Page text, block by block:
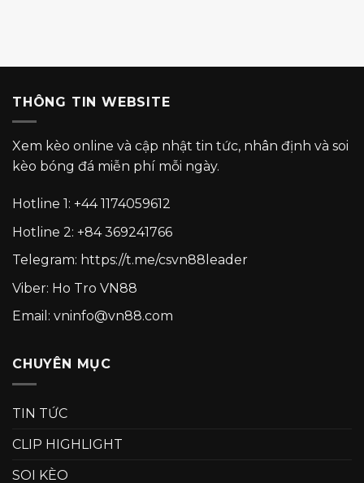
THÔNG TIN WEBSITE
Xem kèo online và cập nhật tin tức, nhân định và soi
kèo bóng đá miễn phí mỗi ngày.
Hotline 1: +44 1174059612
Hotline 2: +84 369241766
Telegram: https://t.me/csvn88leader
Viber: Ho Tro VN88
Email: vninfo@vn88.com
CHUYÊN MỤC
TIN TỨC
CLIP HIGHLIGHT
SOI KÈO